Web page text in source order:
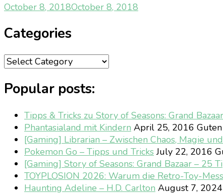
October 8, 2018October 8, 2018
Categories
Categories
Popular posts:
Tipps & Tricks zu Story of Seasons: Grand Bazaar
Phantasialand mit Kindern April 25, 2016
[Gaming] Librarian – Zwischen Chaos, Magie
Pokemon Go – Tipps und TricksJuly 22, 2016
[Gaming] Story of Seasons: Grand Bazaar – 25
TOYPLOSION 2026: Warum die Retro-Toy-
Haunting Adeline – H.D. Carlton August 7, 2024